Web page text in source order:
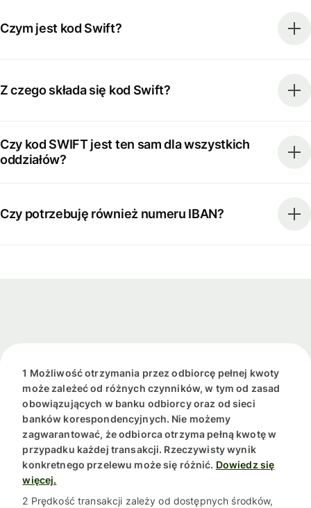
Czym jest kod Swift?
Z czego składa się kod Swift?
Czy kod SWIFT jest ten sam dla wszystkich
oddziałów?
Czy potrzebuję również numeru IBAN?
1 Możliwość otrzymania przez odbiorcę pełnej kwoty
może zależeć od różnych czynników, w tym od zasad
obowiązujących w banku odbiorcy oraz od sieci
banków korespondencyjnych. Nie możemy
zagwarantować, że odbiorca otrzyma pełną kwotę w
przypadku każdej transakcji. Rzeczywisty wynik
konkretnego przelewu może się różnić. Dowiedz się
więcej.
2 Prędkość transakcji zależy od dostępnych środków,